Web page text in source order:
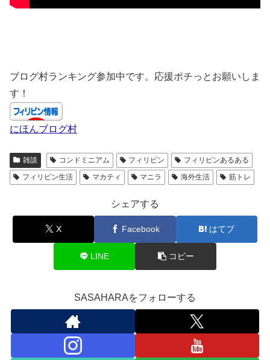
ブログ村ランキング参加中です。応援ポチっとお願いしま
す！
にほんブログ村
雑談 コンドミニアム フィリピン
フィリピンあるある
フィリピン生活
マカティ マニラ 海外生活 筋トレ
シェアする
X Facebook はてブ
LINE コピー
SASAHARAをフォローする